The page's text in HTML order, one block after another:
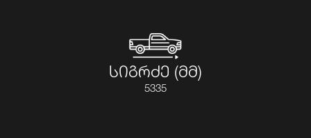
სიგრძე (მმ)
5335